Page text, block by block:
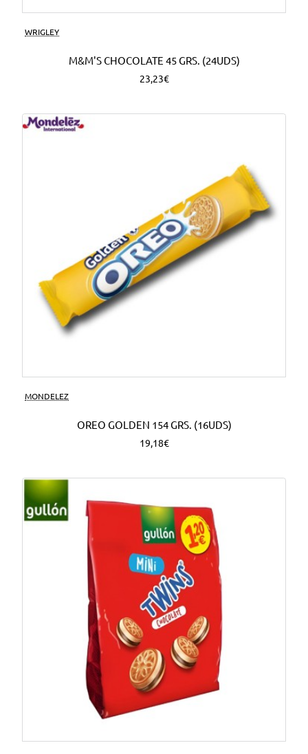
WRIGLEY
M&M'S CHOCOLATE 45 GRS. (24UDS)
23,23€
MONDELEZ
OREO GOLDEN 154 GRS. (16UDS)
19,18€